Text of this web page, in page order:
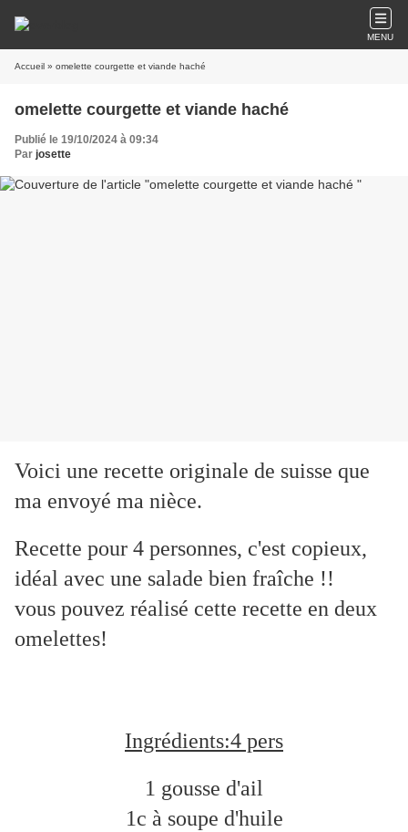
MENU
Accueil » omelette courgette et viande haché
omelette courgette et viande haché
Publié le 19/10/2024 à 09:34
Par josette
Voici une recette originale de suisse que
ma envoyé ma nièce.
Recette pour 4 personnes, c'est copieux,
idéal avec une salade bien fraîche !!
vous pouvez réalisé cette recette en deux
omelettes!
Ingrédients:4 pers
1 gousse d'ail
1c à soupe d'huile